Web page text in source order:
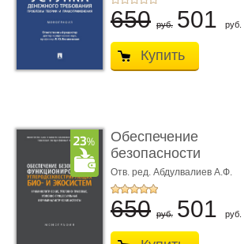
650 руб. 501 руб.
Купить
Обеспечение
безопасности
функционирования уг
...
Отв. ред. Абдулвалиев А.Ф.
650 руб. 501 руб.